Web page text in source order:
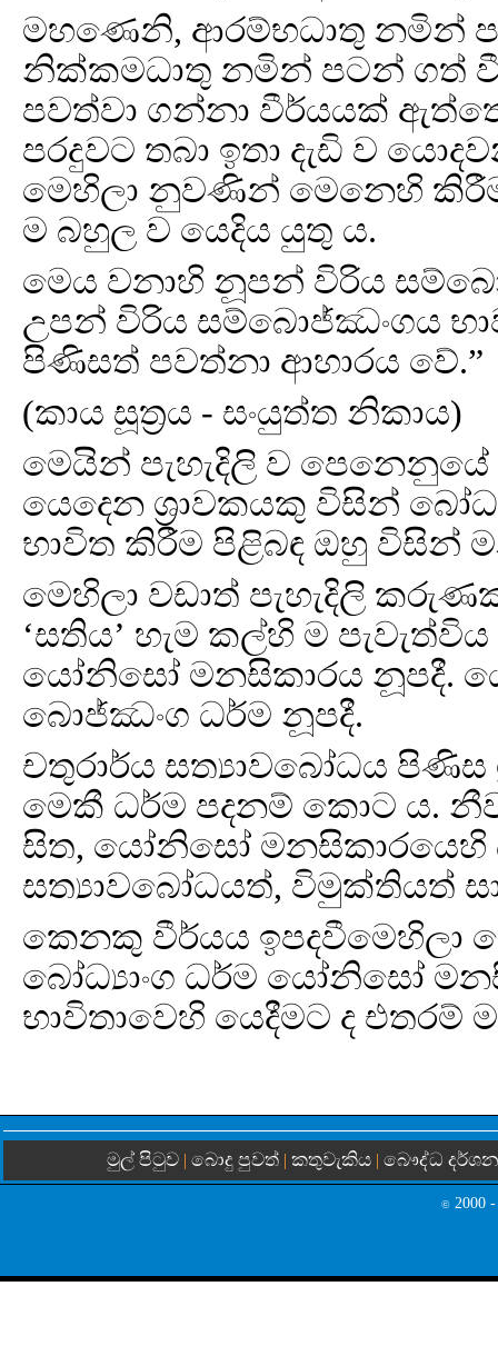
මහණෙනි, ආරම්භධාතු නමින්
නික්කමධාතු නමින් පටන් ගත්
පවත්වා ගන්නා වීර්යයක්
පරදුවට තබා ඉතා දැඩි ව
මෙහිලා නුවණින් මෙනෙහි
ම බහුල ව යෙදිය යුතු ය.
මෙය වනාහි නූපන් විරිය
උපන් විරිය සම්බොජ්ඣංගය
පිණිසත් පවත්නා ආහාරය වේ.”
(කාය සූත්‍රය - සංයුත්ත නිකාය)
මෙයින් පැහැදිලි ව පෙනෙනුයේ
යෙදෙන ශ්‍රාවකයකු විසින්
භාවිත කිරීම පිළිබඳ ඔහු විසින්
මෙහිලා වඩාත් පැහැදිලි
‘සතිය’ හැම කල්හි ම
යෝනිසෝ මනසිකාරය නූපදී.
බොජ්ඣංග ධර්ම නූපදී.
චතුරාර්ය සත්‍යාවබෝධය
මෙකී ධර්ම පදනම් කොට ය.
සිත, යෝනිසෝ මනසිකාරයෙහි
සත්‍යාවබෝධයත්, විමුක්තියත්
කෙනකු වීර්යය ඉපදවීමෙහිලා
බෝධ්‍යාංග ධර්ම යෝනිසෝ
භාවිතාවෙහි යෙදීමට ද එතරම්
මුල් පිටුව | බොදු පුවත්| කතුවැකිය| බෞද්ධ
© 2000